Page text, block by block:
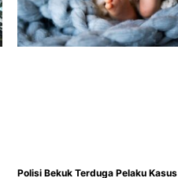
Polisi Bekuk Terduga Pelaku Kasus